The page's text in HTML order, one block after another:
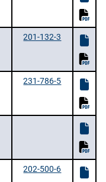
201-132-3
231-786-5
202-500-6